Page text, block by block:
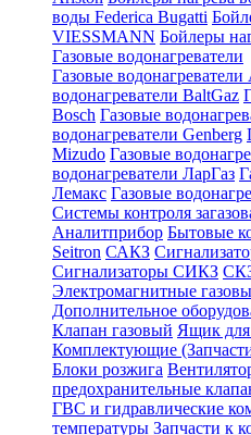
воды Federica Bugatti
VIESSMANN Бойлеры
Газовые водонагреватели
Газовые водонагреватели
водонагреватели BaltGaz
Bosch Газовые
водонагреватели Genberg
Mizudo Газовые
водонагреватели ЛарГаз
Лемакс Газовые
Системы контроля
Аналитприбор Бытовые
Seitron САКЗ
Сигнализаторы СИКЗ
Электромагнитные
Дополнительное
Клапан газовый Ящик для
Комплектующие
Блоки розжига
предохранительные
ГВС и гидравлические
температуры Запчасти к